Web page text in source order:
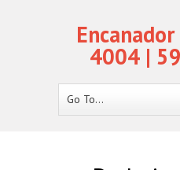
4004 |
Go To...